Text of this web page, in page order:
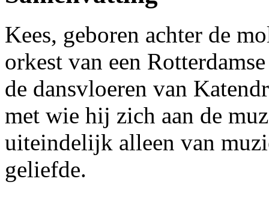
Kees, geboren achter de
orkest van een
de dansvloeren van
met wie hij zich aan de
uiteindelijk alleen van
geliefde.